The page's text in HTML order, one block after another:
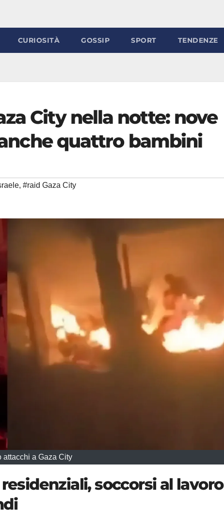
CURIOSITÀ GOSSIP SPORT TENDENZE
City nella notte: nove
quattro bambini
, #raid Gaza City
attacchi a Gaza City
soccorsi al lavoro